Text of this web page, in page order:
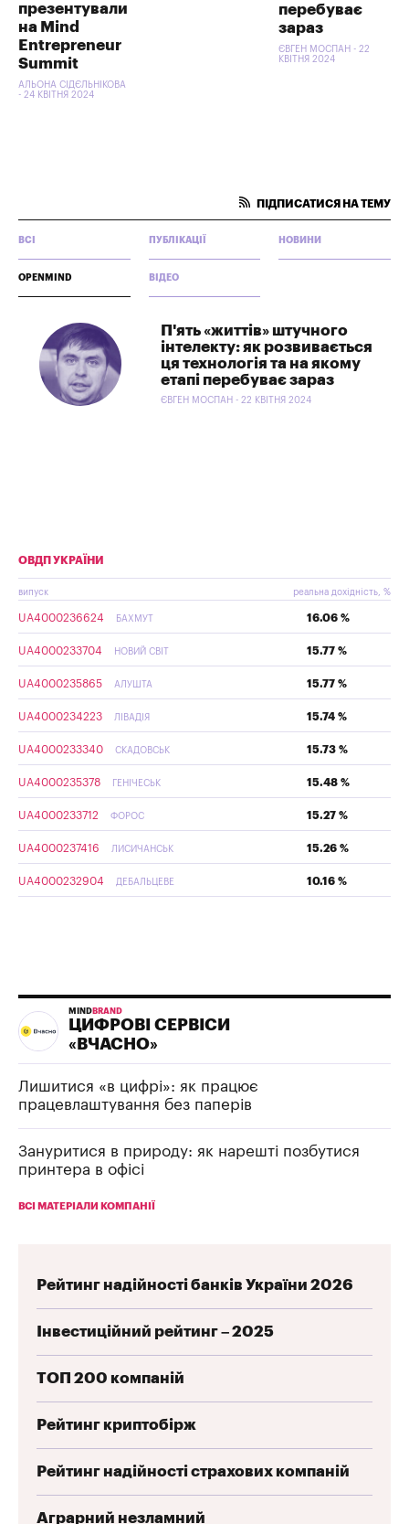
презентували
на Mind
Entrepreneur
Summit
АЛЬОНА СІДЄЛЬНІКОВА
- 24 КВІТНЯ 2024
перебуває
зараз
ЄВГЕН МОСПАН - 22
КВІТНЯ 2024
ПІДПИСАТИСЯ НА ТЕМУ
ВСІ ПУБЛІКАЦІЇ НОВИНИ
OPENMIND ВІДЕО
П'ять «життів» штучного
інтелекту: як розвивається
ця технологія та на якому
етапі перебуває зараз
ЄВГЕН МОСПАН - 22 КВІТНЯ 2024
ОВДП УКРАЇНИ
випуск реальна дохідність, %
UA4000236624 БАХМУТ 16.06 %
UA4000233704 НОВИЙ СВІТ 15.77 %
UA4000235865 АЛУШТА 15.77 %
UA4000234223 ЛІВАДІЯ 15.74 %
UA4000233340 СКАДОВСЬК 15.73 %
UA4000235378 ГЕНІЧЕСЬК 15.48 %
UA4000233712 ФОРОС 15.27 %
UA4000237416 ЛИСИЧАНСЬК 15.26 %
UA4000232904 ДЕБАЛЬЦЕВЕ 10.16 %
MIND BRAND
ЦИФРОВІ СЕРВІСИ
«ВЧАСНО»
Лишитися «в цифрі»: як працює
працевлаштування без паперів
Зануритися в природу: як нарешті позбутися
принтера в офісі
ВСІ МАТЕРІАЛИ КОМПАНІЇ
Рейтинг надійності банків України 2026
Інвестиційний рейтинг – 2025
ТОП 200 компаній
Рейтинг криптобірж
Рейтинг надійності страхових компаній
Аграрний незламний